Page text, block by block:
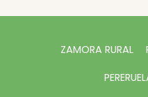
ZAMORA RURAL